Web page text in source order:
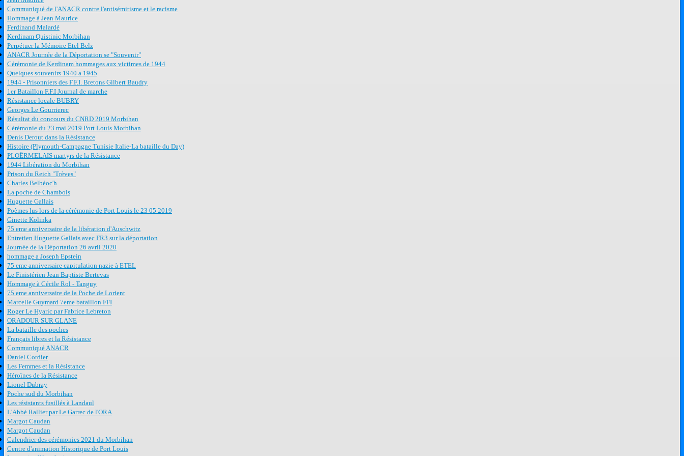
Communiqué de l'ANACR contre l'antisémitisme et le racisme
Hommage à Jean Maurice
Ferdinand Malardé
Kerdinam Quistinic Morbihan
Perpétuer la Mémoire Etel Belz
ANACR Journée de la Déportation se "Souvenir"
Cérémonie de Kerdinam hommages aux victimes de 1944
Quelques souvenirs 1940 a 1945
1944 - Prisonniers des F.F.I. Bretons Gilbert Baudry
1er Bataillon F.F.I Journal de marche
Résistance locale BUBRY
Georges Le Gourrierec
Résultat du concours du CNRD 2019 Morbihan
Cérémonie du 23 mai 2019 Port Louis Morbihan
Denis Derout dans la Résistance
Histoire (Plymouth-Campagne Tunisie Italie-La bataille du Day)
PLOËRMELAIS martyrs de la Résistance
1944 Libération du Morbihan
Prison du Reich "Trèves"
Charles Belbéoc'h
La poche de Chambois
Huguette Gallais
Poèmes lus lors de la cérémonie de Port Louis le 23 05 2019
Ginette Kolinka
75 eme anniversaire de la libération d'Auschwitz
Entretien Huguette Gallais avec FR3 sur la déportation
Journée de la Déportation 26 avril 2020
hommage a Joseph Epstein
75 eme anniversaire capitulation nazie à ETEL
Le Finistérien Jean Baptiste Bertevas
Hommage à Cécile Rol - Tanguy
75 eme anniversaire de la Poche de Lorient
Marcelle Guymard 7eme bataillon FFI
Roger Le Hyaric par Fabrice Lebreton
ORADOUR SUR GLANE
La bataille des poches
Français libres et la Résistance
Communiqué ANACR
Daniel Cordier
Les Femmes et la Résistance
Héroïnes de la Résistance
Lionel Dubray
Poche sud du Morbihan
Les résistants fusillés à Landaul
L'Abbé Rallier par Le Garrec de l'ORA
Margot Caudan
Margot Caudan
Calendrier des cérémonies 2021 du Morbihan
Centre d'animation Historique de Port Louis